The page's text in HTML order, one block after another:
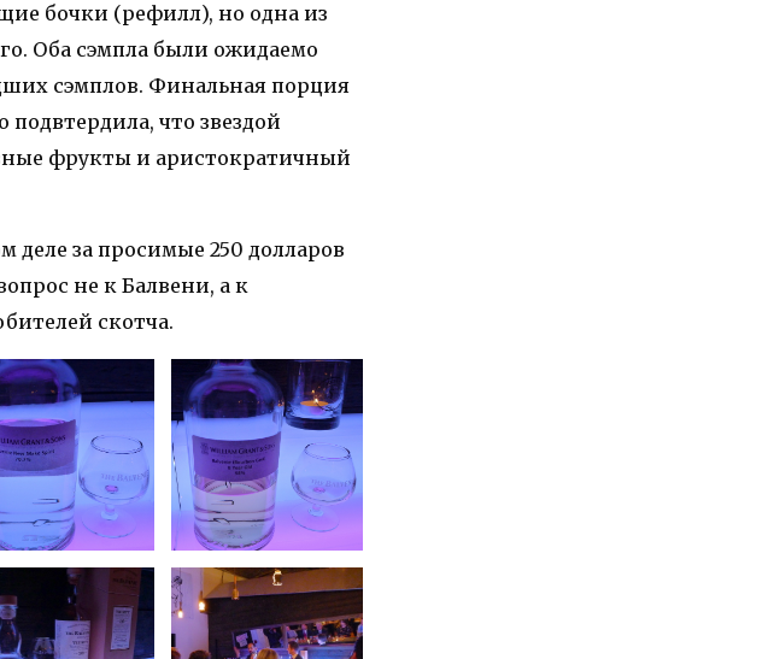
бочки (рефилл), но одна из
Оба сэмпла были ожидаемо
сэмплов. Финальная порция
что звездой
фрукты и аристократичный
деле за просимые 250 долларов
не к Балвени, а к
скотча.